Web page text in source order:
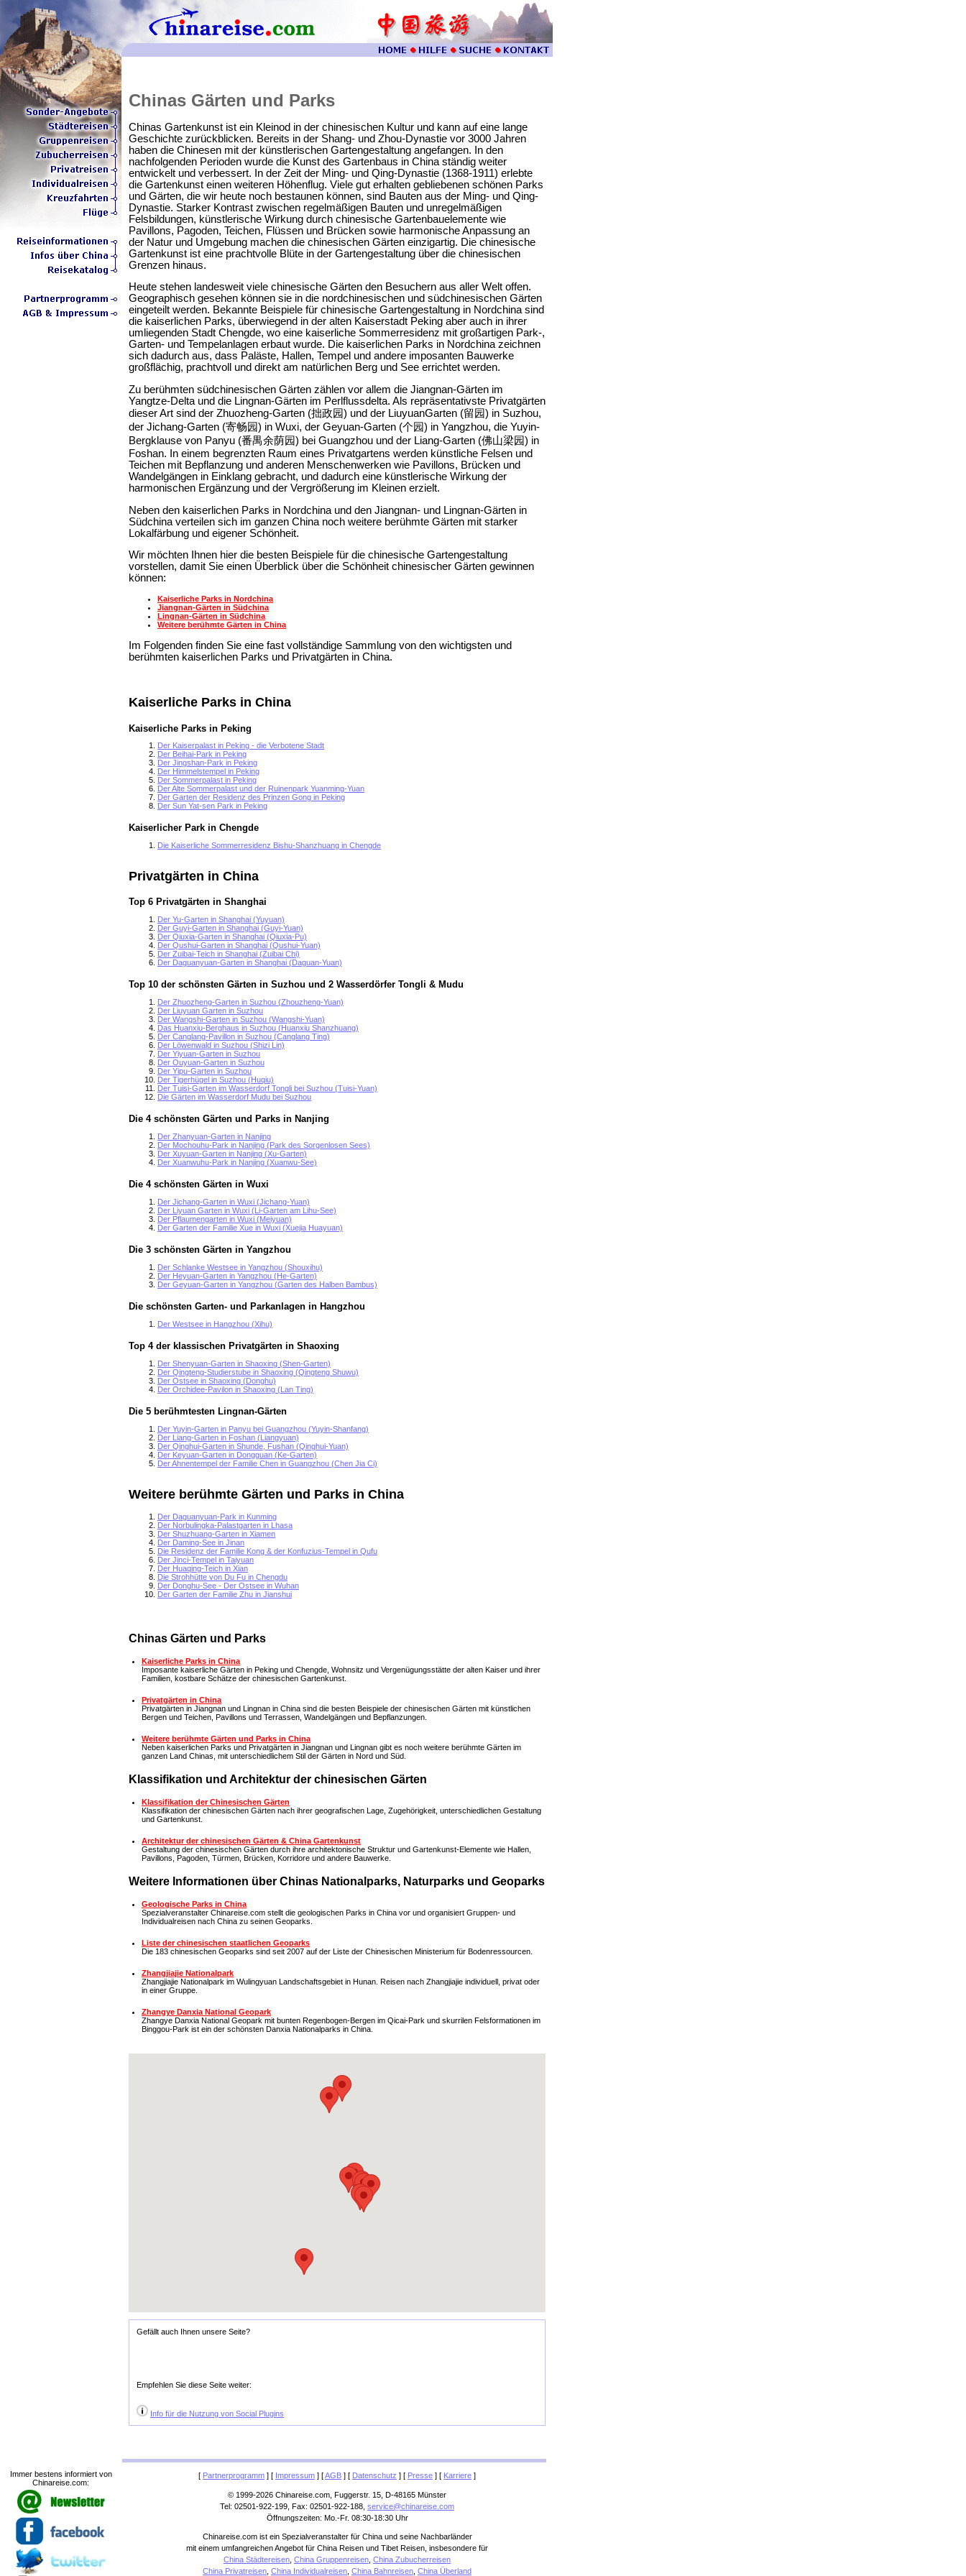
Chinas Gärten und Parks
Chinas Gartenkunst ist ein Kleinod in der chinesischen Kultur und kann auf eine lange
Geschichte zurückblicken. Bereits in der Shang- und Zhou-Dynastie vor 3000 Jahren
haben die Chinesen mit der künstlerischen Gartengestaltung angefangen. In den
nachfolgenden Perioden wurde die Kunst des Gartenbaus in China ständig weiter
entwickelt und verbessert. In der Zeit der Ming- und Qing-Dynastie (1368-1911) erlebte
die Gartenkunst einen weiteren Höhenflug. Viele gut erhalten gebliebenen schönen Parks
und Gärten, die wir heute noch bestaunen können, sind Bauten aus der Ming- und Qing-
Dynastie. Starker Kontrast zwischen regelmäßigen Bauten und unregelmäßigen
Felsbildungen, künstlerische Wirkung durch chinesische Gartenbauelemente wie
Pavillons, Pagoden, Teichen, Flüssen und Brücken sowie harmonische Anpassung an
der Natur und Umgebung machen die chinesischen Gärten einzigartig. Die chinesische
Gartenkunst ist eine prachtvolle Blüte in der Gartengestaltung über die chinesischen
Grenzen hinaus.
Heute stehen landesweit viele chinesische Gärten den Besuchern aus aller Welt offen.
Geographisch gesehen können sie in die nordchinesischen und südchinesischen Gärten
eingeteilt werden. Bekannte Beispiele für chinesische Gartengestaltung in Nordchina sind
die kaiserlichen Parks, überwiegend in der alten Kaiserstadt Peking aber auch in ihrer
umliegenden Stadt Chengde, wo eine kaiserliche Sommerresidenz mit großartigen Park-,
Garten- und Tempelanlagen erbaut wurde. Die kaiserlichen Parks in Nordchina zeichnen
sich dadurch aus, dass Paläste, Hallen, Tempel und andere imposanten Bauwerke
großflächig, prachtvoll und direkt am natürlichen Berg und See errichtet werden.
Zu berühmten südchinesischen Gärten zählen vor allem die Jiangnan-Gärten im
Yangtze-Delta und die Lingnan-Gärten im Perlflussdelta. Als repräsentativste Privatgärten
dieser Art sind der Zhuozheng-Garten (拙政园) und der Liuyuan­Garten (留园) in Suzhou,
der Jichang-Garten (寄畅园) in Wuxi, der Geyuan-Garten (个园) in Yangzhou, die Yuyin-
Bergklause von Panyu (番禺余荫园) bei Guangzhou und der Liang-Garten (佛山梁园) in
Foshan. In einem begrenzten Raum eines Privatgartens werden künstliche Felsen und
Teichen mit Bepflanzung und anderen Menschenwerken wie Pavillons, Brücken und
Wandelgängen in Einklang gebracht, und dadurch eine künstlerische Wirkung der
harmonischen Ergänzung und der Vergrößerung im Kleinen erzielt.
Neben den kaiserlichen Parks in Nordchina und den Jiangnan- und Lingnan-Gärten in
Südchina verteilen sich im ganzen China noch weitere berühmte Gärten mit starker
Lokalfärbung und eigener Schönheit.
Wir möchten Ihnen hier die besten Beispiele für die chinesische Gartengestaltung
vorstellen, damit Sie einen Überblick über die Schönheit chinesischer Gärten gewinnen
können:
Kaiserliche Parks in Nordchina
Jiangnan-Gärten in Südchina
Lingnan-Gärten in Südchina
Weitere berühmte Gärten in China
Im Folgenden finden Sie eine fast vollständige Sammlung von den wichtigsten und
berühmten kaiserlichen Parks und Privatgärten in China.
Kaiserliche Parks in China
Kaiserliche Parks in Peking
Der Kaiserpalast in Peking - die Verbotene Stadt
Der Beihai-Park in Peking
Der Jingshan-Park in Peking
Der Himmelstempel in Peking
Der Sommerpalast in Peking
Der Alte Sommerpalast und der Ruinenpark Yuanming-Yuan
Der Garten der Residenz des Prinzen Gong in Peking
Der Sun Yat-sen Park in Peking
Kaiserlicher Park in Chengde
Die Kaiserliche Sommerresidenz Bishu-Shanzhuang in Chengde
Privatgärten in China
Top 6 Privatgärten in Shanghai
Der Yu-Garten in Shanghai (Yuyuan)
Der Guyi-Garten in Shanghai (Guyi-Yuan)
Der Qiuxia-Garten in Shanghai (Qiuxia-Pu)
Der Qushui-Garten in Shanghai (Qushui-Yuan)
Der Zuibai-Teich in Shanghai (Zuibai Chi)
Der Daguanyuan-Garten in Shanghai (Daguan-Yuan)
Top 10 der schönsten Gärten in Suzhou und 2 Wasserdörfer Tongli & Mudu
Der Zhuozheng-Garten in Suzhou (Zhouzheng-Yuan)
Der Liuyuan Garten in Suzhou
Der Wangshi-Garten in Suzhou (Wangshi-Yuan)
Das Huanxiu-Berghaus in Suzhou (Huanxiu Shanzhuang)
Der Canglang-Pavillon in Suzhou (Canglang Ting)
Der Löwenwald in Suzhou (Shizi Lin)
Der Yiyuan-Garten in Suzhou
Der Ouyuan-Garten in Suzhou
Der Yipu-Garten in Suzhou
Der Tigerhügel in Suzhou (Huqiu)
Der Tuisi-Garten im Wasserdorf Tongli bei Suzhou (Tuisi-Yuan)
Die Gärten im Wasserdorf Mudu bei Suzhou
Die 4 schönsten Gärten und Parks in Nanjing
Der Zhanyuan-Garten in Nanjing
Der Mochouhu-Park in Nanjing (Park des Sorgenlosen Sees)
Der Xuyuan-Garten in Nanjing (Xu-Garten)
Der Xuanwuhu-Park in Nanjing (Xuanwu-See)
Die 4 schönsten Gärten in Wuxi
Der Jichang-Garten in Wuxi (Jichang-Yuan)
Der Liyuan Garten in Wuxi (Li-Garten am Lihu-See)
Der Pflaumengarten in Wuxi (Meiyuan)
Der Garten der Familie Xue in Wuxi (Xuejia Huayuan)
Die 3 schönsten Gärten in Yangzhou
Der Schlanke Westsee in Yangzhou (Shouxihu)
Der Heyuan-Garten in Yangzhou (He-Garten)
Der Geyuan-Garten in Yangzhou (Garten des Halben Bambus)
Die schönsten Garten- und Parkanlagen in Hangzhou
Der Westsee in Hangzhou (Xihu)
Top 4 der klassischen Privatgärten in Shaoxing
Der Shenyuan-Garten in Shaoxing (Shen-Garten)
Der Qingteng-Studierstube in Shaoxing (Qingteng Shuwu)
Der Ostsee in Shaoxing (Donghu)
Der Orchidee-Pavilon in Shaoxing (Lan Ting)
Die 5 berühmtesten Lingnan-Gärten
Der Yuyin-Garten in Panyu bei Guangzhou (Yuyin-Shanfang)
Der Liang-Garten in Foshan (Liangyuan)
Der Qinghui-Garten in Shunde, Fushan (Qinghui-Yuan)
Der Keyuan-Garten in Dongguan (Ke-Garten)
Der Ahnentempel der Familie Chen in Guangzhou (Chen Jia Ci)
Weitere berühmte Gärten und Parks in China
Der Daguanyuan-Park in Kunming
Der Norbulingka-Palastgarten in Lhasa
Der Shuzhuang-Garten in Xiamen
Der Daming-See in Jinan
Die Residenz der Familie Kong & der Konfuzius-Tempel in Qufu
Der Jinci-Tempel in Taiyuan
Der Huaqing-Teich in Xian
Die Strohhütte von Du Fu in Chengdu
Der Donghu-See - Der Ostsee in Wuhan
Der Garten der Familie Zhu in Jianshui
Chinas Gärten und Parks
Kaiserliche Parks in China
Imposante kaiserliche Gärten in Peking und Chengde, Wohnsitz und Vergenügungsstätte der alten Kaiser und ihrer
Familien, kostbare Schätze der chinesischen Gartenkunst.
Privatgärten in China
Privatgärten in Jiangnan und Lingnan in China sind die besten Beispiele der chinesischen Gärten mit künstlichen
Bergen und Teichen, Pavillons und Terrassen, Wandelgängen und Bepflanzungen.
Weitere berühmte Gärten und Parks in China
Neben kaiserlichen Parks und Privatgärten in Jiangnan und Lingnan gibt es noch weitere berühmte Gärten im
ganzen Land Chinas, mit unterschiedlichem Stil der Gärten in Nord und Süd.
Klassifikation und Architektur der chinesischen Gärten
Klassifikation der Chinesischen Gärten
Klassifikation der chinesischen Gärten nach ihrer geografischen Lage, Zugehörigkeit, unterschiedlichen Gestaltung
und Gartenkunst.
Architektur der chinesischen Gärten & China Gartenkunst
Gestaltung der chinesischen Gärten durch ihre architektonische Struktur und Gartenkunst-Elemente wie Hallen,
Pavillons, Pagoden, Türmen, Brücken, Korridore und andere Bauwerke.
Weitere Informationen über Chinas Nationalparks, Naturparks und Geoparks
Geologische Parks in China
Spezialveranstalter Chinareise.com stellt die geologischen Parks in China vor und organisiert Gruppen- und
Individualreisen nach China zu seinen Geoparks.
Liste der chinesischen staatlichen Geoparks
Die 183 chinesischen Geoparks sind seit 2007 auf der Liste der Chinesischen Ministerium für Bodenressourcen.
Zhangjiajie Nationalpark
Zhangjiajie Nationalpark im Wulingyuan Landschaftsgebiet in Hunan. Reisen nach Zhangjiajie individuell, privat oder
in einer Gruppe.
Zhangye Danxia National Geopark
Zhangye Danxia National Geopark mit bunten Regenbogen-Bergen im Qicai-Park und skurrilen Felsformationen im
Binggou-Park ist ein der schönsten Danxia Nationalparks in China.
Gefällt auch Ihnen unsere Seite?
Empfehlen Sie diese Seite weiter:
Info für die Nutzung von Social Plugins
[ Partnerprogramm ] [ Impressum ] [AGB ] [ Datenschutz ] [ Presse ] [ Karriere ]
© 1999-2026 Chinareise.com, Fuggerstr. 15, D-48165 Münster
Tel: 02501-922-199, Fax: 02501-922-188, service@chinareise.com
Öffnungszeiten: Mo.-Fr. 08:30-18:30 Uhr
Chinareise.com ist ein Spezialveranstalter für China und seine Nachbarländer
mit einem umfangreichen Angebot für China Reisen und Tibet Reisen, insbesondere für
China Städtereisen, China Gruppenreisen, China Zubucherreisen
China Privatreisen, China Individualreisen, China Bahnreisen, China Überland
Immer bestens informiert von
Chinareise.com: